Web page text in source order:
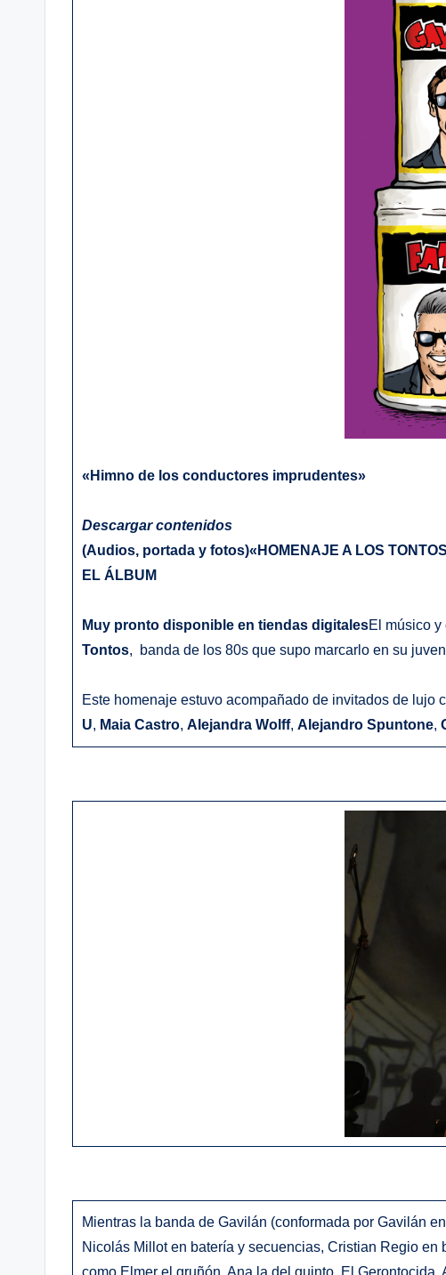
«Himno de los conductores imprudentes»
Descargar contenidos
(Audios, portada y fotos)«HOMENAJE A LOS
EL ÁLBUM
Muy pronto disponible en tiendas digitalesEl músico
Tontos, banda de los 80s que supo marcarlo en su
Este homenaje estuvo acompañado de invitados de lujo
U, Maia Castro, Alejandra Wolff, Alejandro Spuntone,
Mientras la banda de Gavilán (conformada por Gavilán
Nicolás Millot en batería y secuencias, Cristian Regio